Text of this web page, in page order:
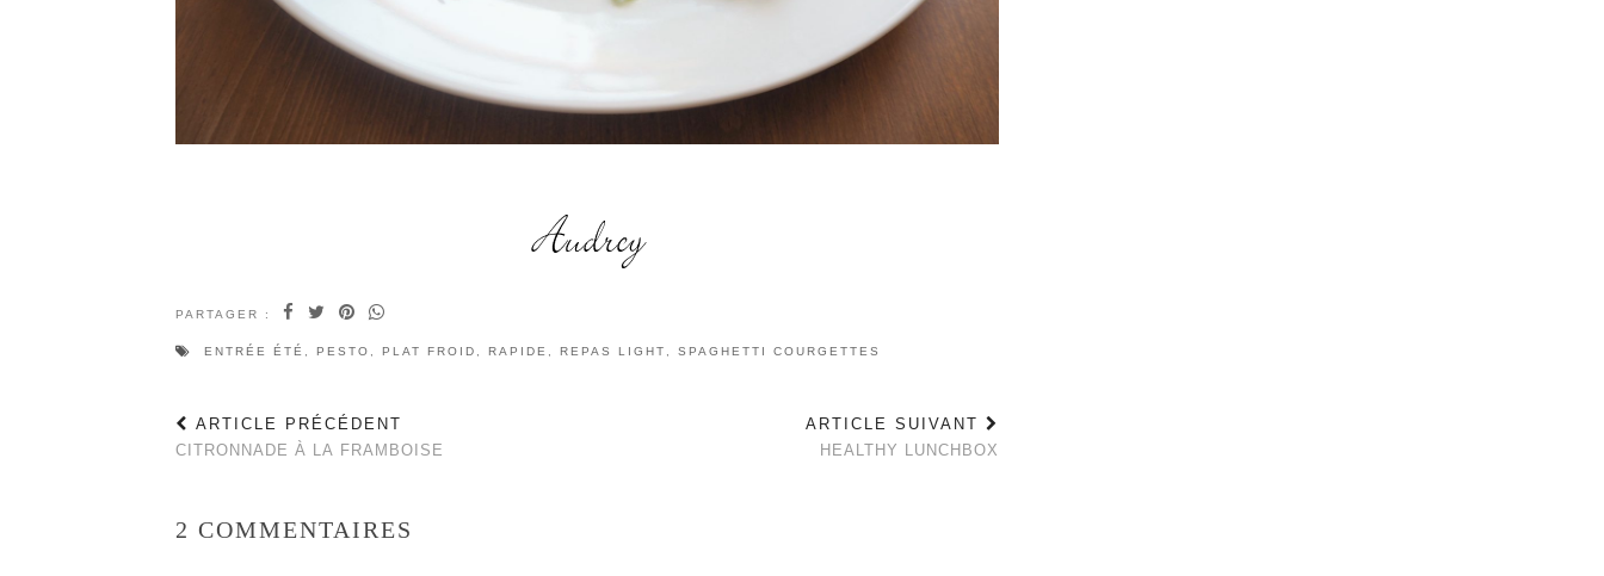
PARTAGER :
ENTRÉE ÉTÉ PESTO PLAT FROID RAPIDE REPAS LIGHT SPAGHETTI COURGETTES
ARTICLE PRÉCÉDENT
CITRONNADE À LA FRAMBOISE
ARTICLE SUIVANT
HEALTHY LUNCHBOX
2 COMMENTAIRES